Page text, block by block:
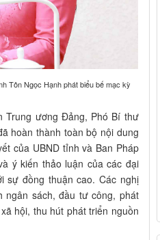
Tôn Ngọc Hạnh phát biểu bế mạc kỳ
Trung ương Đảng, Phó Bí thư
hoàn thành toàn bộ nội dung
của UBND tỉnh và Ban Pháp
ý kiến thảo luận của các đại
sự đồng thuận cao. Các nghị
sách, đầu tư công, phát
hội, thu hút phát triển nguồn